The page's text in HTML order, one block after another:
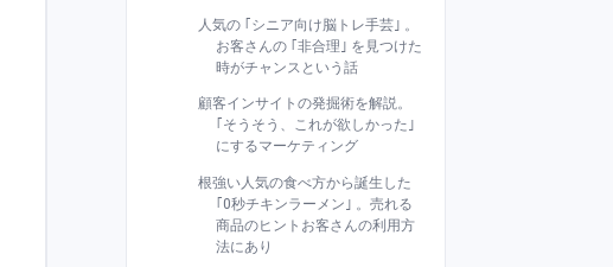
人気の ｢シニア向け脳トレ手芸｣ 。
お客さんの ｢非合理｣ を見つけた
時がチャンスという話
顧客インサイトの発掘術を解説。
｢そうそう、これが欲しかった｣
にするマーケティング
根強い人気の食べ方から誕生した
｢0秒チキンラーメン｣ 。売れる
商品のヒントお客さんの利用方
法にあり